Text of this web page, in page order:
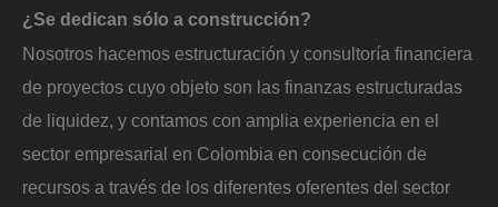
¿Se dedican sólo a construcción?
Nosotros hacemos estructuración y consultoría financiera
de proyectos cuyo objeto son las finanzas estructuradas
de liquidez, y contamos con amplia experiencia en el
sector empresarial en Colombia en consecución de
recursos a través de los diferentes oferentes del sector